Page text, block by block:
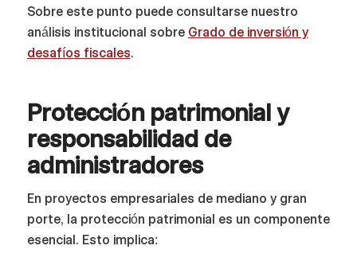
Sobre este punto puede consultarse nuestro
análisis institucional sobre Grado de inversión y
desafíos fiscales.
Protección patrimonial y
responsabilidad de
administradores
En proyectos empresariales de mediano y gran
porte, la protección patrimonial es un componente
esencial. Esto implica: